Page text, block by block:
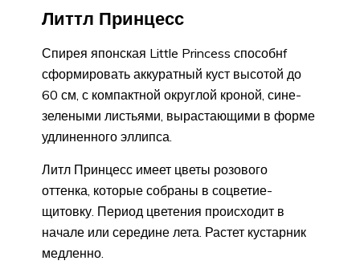
Литтл Принцесс
Спирея японская Little Princess способнf
сформировать аккуратный куст высотой до
60 см, с компактной округлой кроной, сине-
зелеными листьями, вырастающими в форме
удлиненного эллипса.
Литл Принцесс имеет цветы розового
оттенка, которые собраны в соцветие-
щитовку. Период цветения происходит в
начале или середине лета. Растет кустарник
медленно.